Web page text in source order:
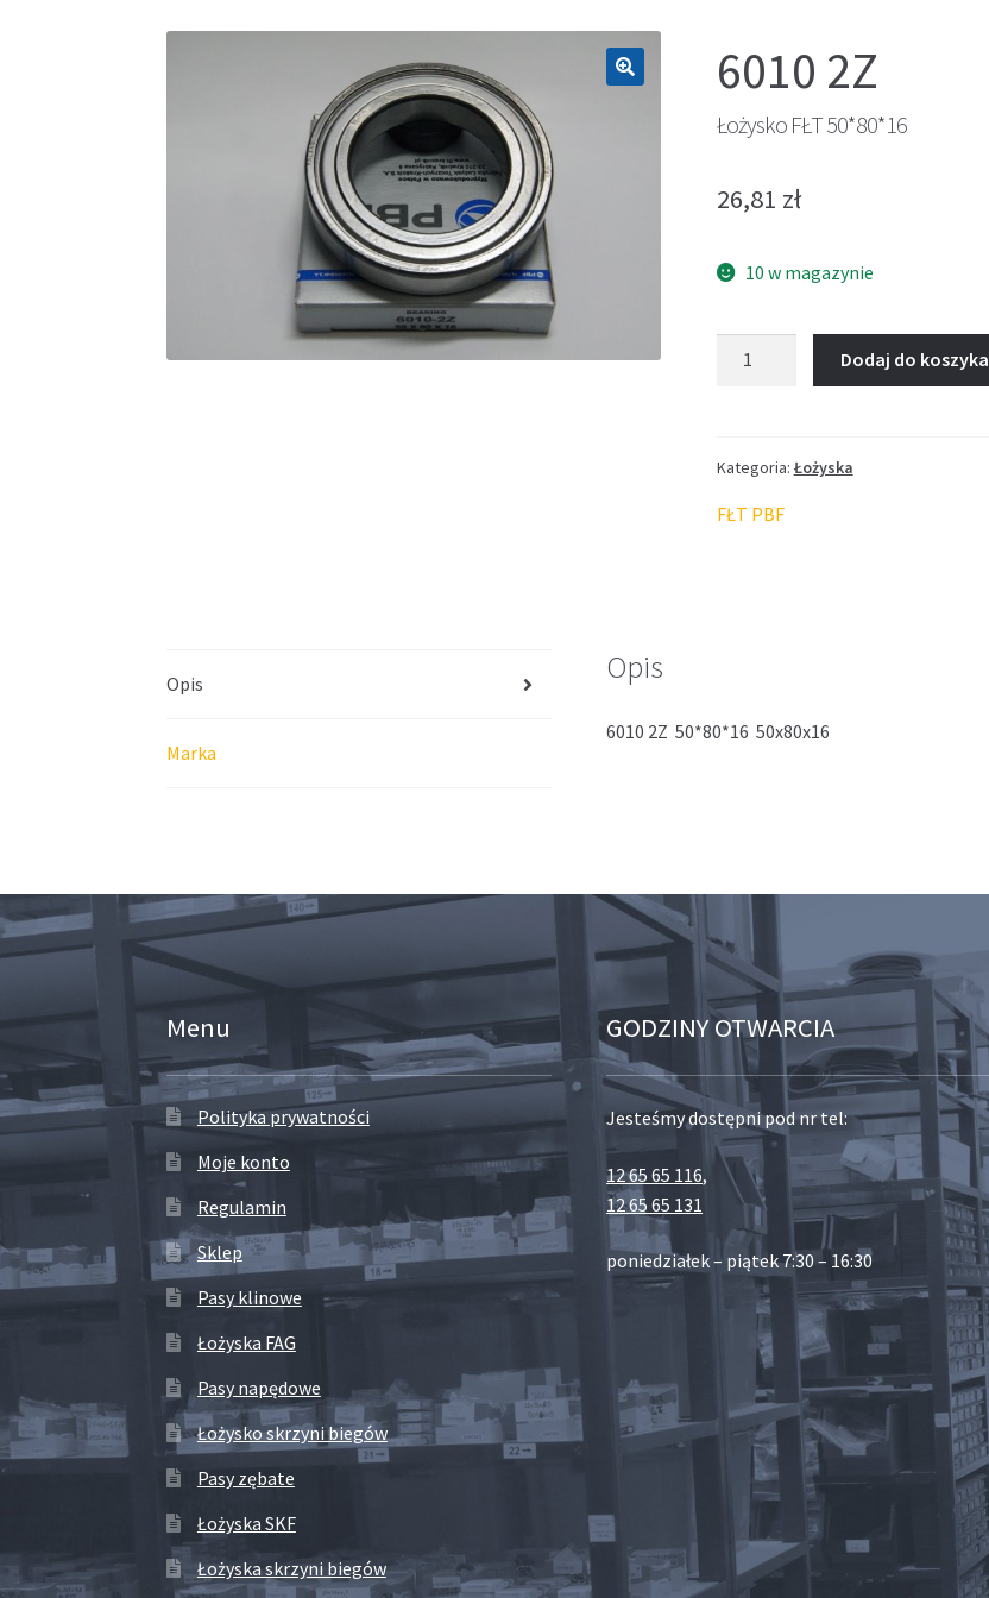
6010 2Z
Łożysko FŁT 50*80*16
26,81 zł
10 w magazynie
Dodaj do koszyka
Kategoria: Łożyska
FŁT PBF
Opis
Marka
Opis
6010 2Z 50*80*16 50x80x16
Menu
Polityka prywatności
Moje konto
Regulamin
Sklep
Pasy klinowe
Łożyska FAG
Pasy napędowe
Łożysko skrzyni biegów
Pasy zębate
Łożyska SKF
Łożyska skrzyni biegów
GODZINY OTWARCIA
Jesteśmy dostępni pod nr tel:
12 65 65 116,
12 65 65 131
poniedziałek – piątek 7:30 – 16:30